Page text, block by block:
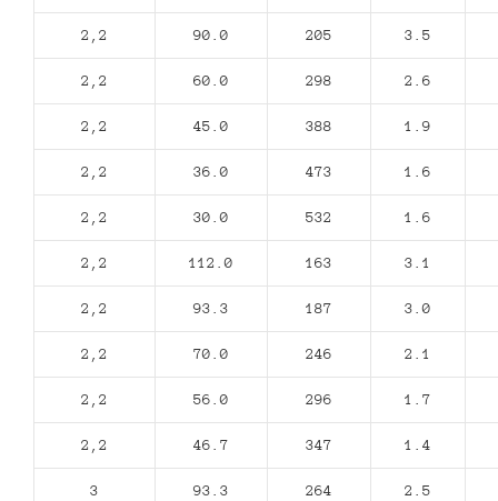
2,2 90.0 205 3.5
2,2 60.0 298 2.6
2,2 45.0 388 1.9
2,2 36.0 473 1.6
2,2 30.0 532 1.6
2,2 112.0 163 3.1
2,2 93.3 187 3.0
2,2 70.0 246 2.1
2,2 56.0 296 1.7
2,2 46.7 347 1.4
3 93.3 264 2.5